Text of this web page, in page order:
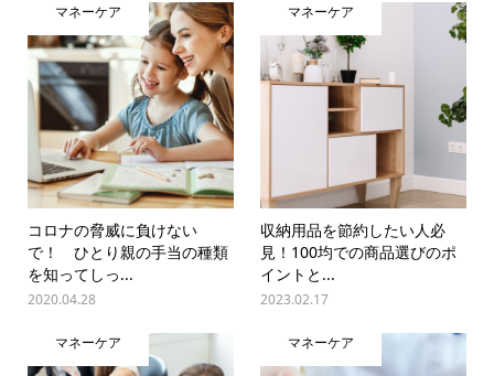
マネーケア
コロナの脅威に負けない
で！ ひとり親の手当の種類
を知ってしっ...
2020.04.28
マネーケア
収納用品を節約したい人必
見！100均での商品選びのポ
イントと...
2023.02.17
マネーケア マネーケア